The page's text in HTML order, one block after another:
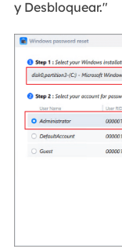
y Desbloquear."